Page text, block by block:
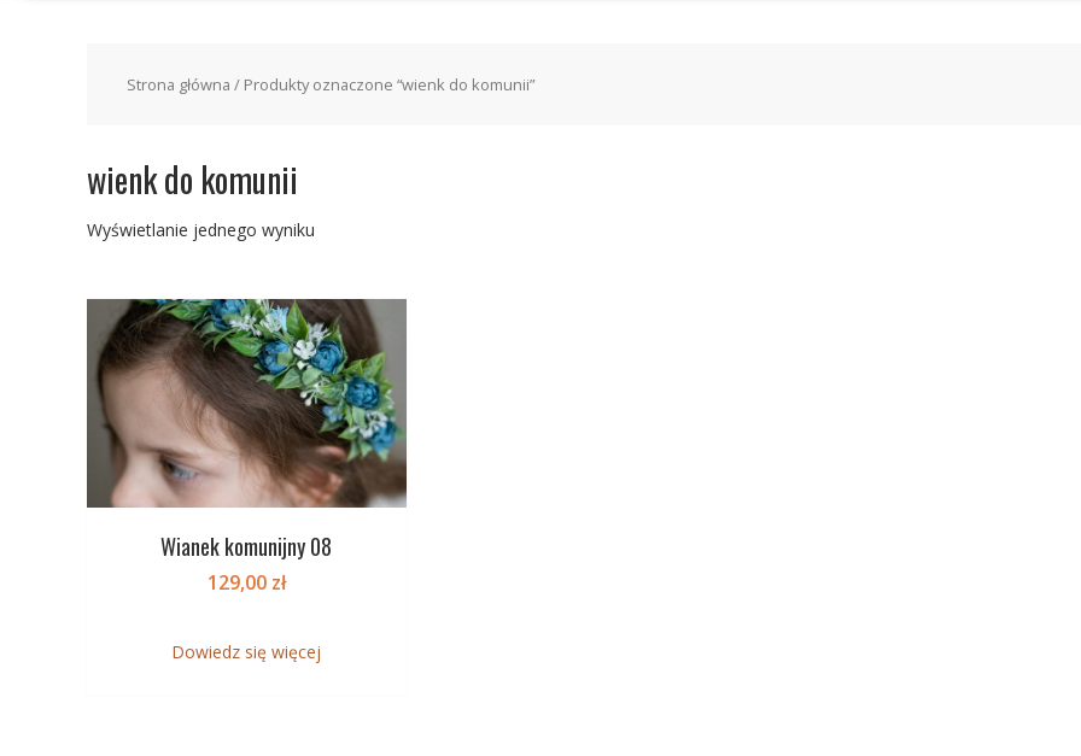
Strona główna / Produkty oznaczone “wienk do komunii”
wienk do komunii
Wyświetlanie jednego wyniku
Wianek komunijny 08
129,00 zł
Dowiedz się więcej